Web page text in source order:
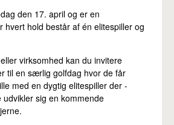
den 17. april og er en
hvert hold består af én elitespiller og
virksomhed kan du invitere
til en særlig golfdag hvor de får
med en dygtig elitespiller der -
udvikler sig en kommende